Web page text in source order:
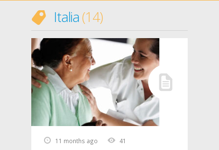
Italia14
11 months ago 41